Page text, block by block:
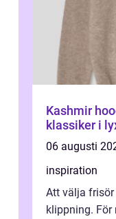
Kashmir hoodie
klassiker i
06 augusti
inspiration
Att välja
klippning. För